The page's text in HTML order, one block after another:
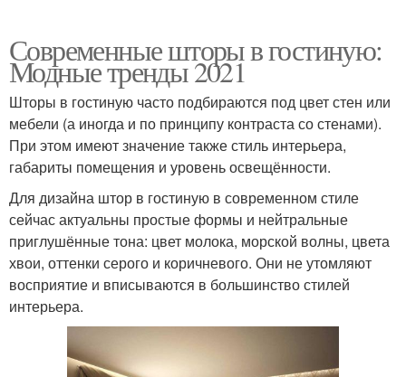
Современные шторы в гостиную:
Модные тренды 2021
Шторы в гостиную часто подбираются под цвет стен или
мебели (а иногда и по принципу контраста со стенами).
При этом имеют значение также стиль интерьера,
габариты помещения и уровень освещённости.
Для дизайна штор в гостиную в современном стиле
сейчас актуальны простые формы и нейтральные
приглушённые тона: цвет молока, морской волны, цвета
хвои, оттенки серого и коричневого. Они не утомляют
восприятие и вписываются в большинство стилей
интерьера.